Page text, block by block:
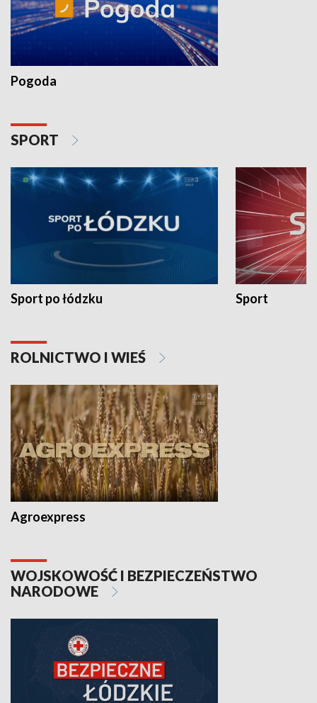
Pogoda
SPORT
Sport po łódzku Sport
ROLNICTWO I WIEŚ
Agroexpress
WOJSKOWOŚĆ I BEZPIECZEŃSTWO
NARODOWE